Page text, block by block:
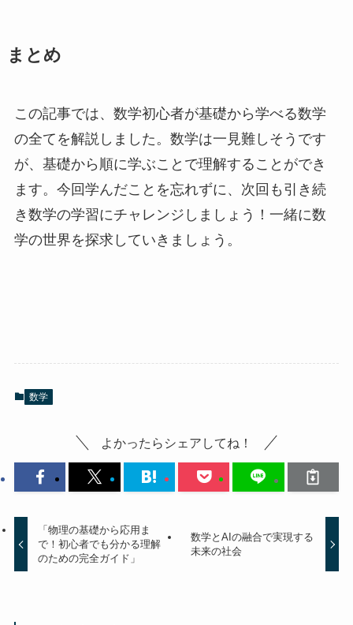
まとめ
この記事では、数学初心者が基礎から学べる数学
の全てを解説しました。数学は一見難しそうです
が、基礎から順に学ぶことで理解することができ
ます。今回学んだことを忘れずに、次回も引き続
き数学の学習にチャレンジしましょう！一緒に数
学の世界を探求していきましょう。
数学
よかったらシェアしてね！
「物理の基礎から応用ま
で！初心者でも分かる理解
のための完全ガイド」
数学とAIの融合で実現する
未来の社会